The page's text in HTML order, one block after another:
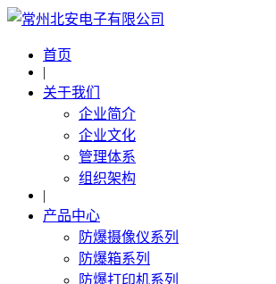
首页
|
关于我们
企业简介
企业文化
管理体系
组织架构
|
产品中心
防爆摄像仪系列
防爆箱系列
防爆打印机系列